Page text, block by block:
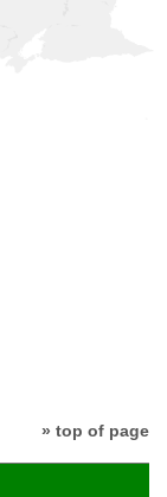
» top of page